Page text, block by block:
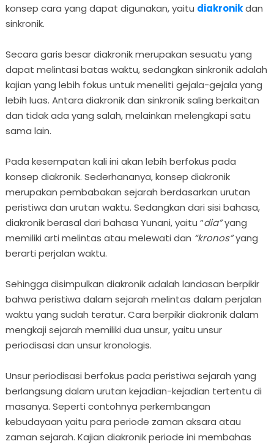
konsep cara yang dapat digunakan, yaitu diakronikdan
sinkronik.
Secara garis besar diakronik merupakan sesuatu yang
dapat melintasi batas waktu, sedangkan sinkronik adalah
kajian yang lebih fokus untuk meneliti gejala-gejala yang
lebih luas. Antara diakronik dan sinkronik saling berkaitan
dan tidak ada yang salah, melainkan melengkapi satu
sama lain.
Pada kesempatan kali ini akan lebih berfokus pada
konsep diakronik. Sederhananya, konsep diakronik
merupakan pembabakan sejarah berdasarkan urutan
peristiwa dan urutan waktu. Sedangkan dari sisi bahasa,
diakronik berasal dari bahasa Yunani, yaitu “dia”yang
memiliki arti melintas atau melewati dan “kronos”yang
berarti perjalan waktu.
Sehingga disimpulkan diakronik adalah landasan berpikir
bahwa peristiwa dalam sejarah melintas dalam perjalan
waktu yang sudah teratur. Cara berpikir diakronik dalam
mengkaji sejarah memiliki dua unsur, yaitu unsur
periodisasi dan unsur kronologis.
Unsur periodisasi berfokus pada peristiwa sejarah yang
berlangsung dalam urutan kejadian-kejadian tertentu di
masanya. Seperti contohnya perkembangan
kebudayaan yaitu para periode zaman aksara atau
zaman sejarah. Kajian diakronik periode ini membahas